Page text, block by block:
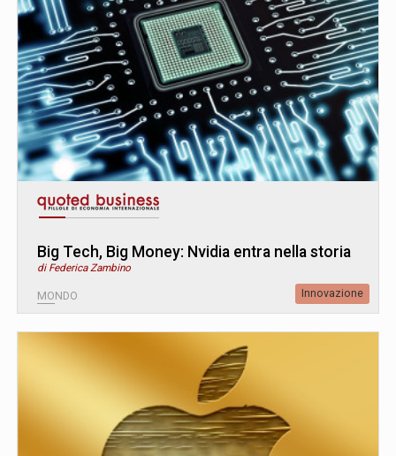
Big Tech, Big Money: Nvidia entra nella storia
di Federica Zambino
MONDO Innovazione